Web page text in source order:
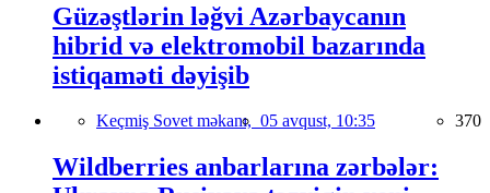
Güzəştlərin ləğvi Azərbaycanın
hibrid və elektromobil bazarında
istiqaməti dəyişib
Keçmiş Sovet məkanı, 05 avqust, 10:35 370
Wildberries anbarlarına zərbələr: